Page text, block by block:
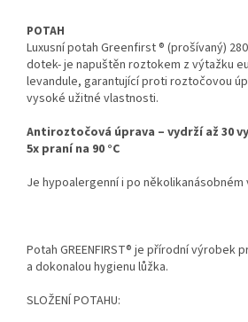
POTAH
Luxusní potah Greenfirst ® (prošívaný)
dotek- je napuštěn roztokem z výtažku
levandule, garantující proti roztočovou
vysoké užitné vlastnosti.
Antiroztočová úprava – vydrží až 30
5x praní na 90 °C
Je hypoalergenní i po několikanásobném
Potah GREENFIRST® je přírodní výrobek
a dokonalou hygienu lůžka.
SLOŽENÍ POTAHU: